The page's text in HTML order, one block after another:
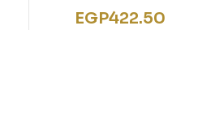
NED – Le Club des Cinq
aux sports d’hiver
EGP422.50